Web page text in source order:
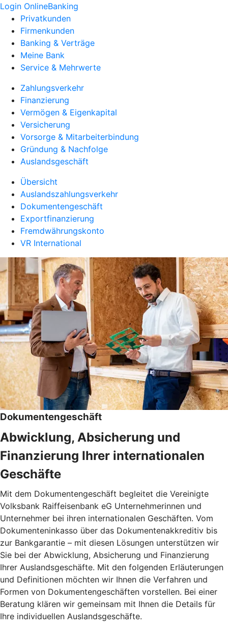
Login OnlineBanking
Privatkunden
Firmenkunden
Banking & Verträge
Meine Bank
Service & Mehrwerte
Zahlungsverkehr
Finanzierung
Vermögen & Eigenkapital
Versicherung
Vorsorge & Mitarbeiterbindung
Gründung & Nachfolge
Auslandsgeschäft
Übersicht
Auslandszahlungsverkehr
Dokumentengeschäft
Exportfinanzierung
Fremdwährungskonto
VR International
Dokumentengeschäft
Abwicklung, Absicherung und
Finanzierung Ihrer internationalen
Geschäfte
Mit dem Dokumentengeschäft begleitet die Vereinigte
Volksbank Raiffeisenbank eG Unternehmerinnen und
Unternehmer bei ihren internationalen Geschäften. Vom
Dokumenteninkasso über das Dokumentenakkreditiv bis
zur Bankgarantie – mit diesen Lösungen unterstützen wir
Sie bei der Abwicklung, Absicherung und Finanzierung
Ihrer Auslandsgeschäfte. Mit den folgenden Erläuterungen
und Definitionen möchten wir Ihnen die Verfahren und
Formen von Dokumentengeschäften vorstellen. Bei einer
Beratung klären wir gemeinsam mit Ihnen die Details für
Ihre individuellen Auslandsgeschäfte.